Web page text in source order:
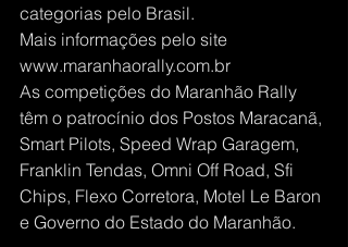
categorias pelo Brasil.
Mais informações pelo site
www.maranhaorally.com.br
As competições do Maranhão Rally
têm o patrocínio dos Postos Maracanã,
Smart Pilots, Speed Wrap Garagem,
Franklin Tendas, Omni Off Road, Sfi
Chips, Flexo Corretora, Motel Le Baron
e Governo do Estado do Maranhão.